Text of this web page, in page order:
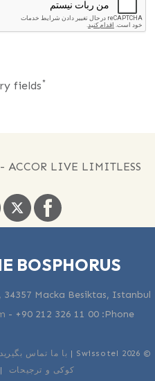
*
fields
ACCOR LIVE LIMITLESS
BOSPHORUS
34357 Macka Besiktas, Istanbul
Phone:
+90 212 326 11 00
-
© 2026 Swissotel | با ما تماس بگیرید
کوکی و ترجیحات |